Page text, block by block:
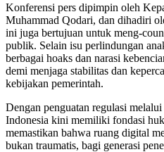
Konferensi pers dipimpin oleh
Muhammad Qodari, dan dihadiri
ini juga bertujuan untuk meng-
publik. Selain isu perlindungan
berbagai hoaks dan narasi
demi menjaga stabilitas dan
kebijakan pemerintah.
Dengan penguatan regulasi
Indonesia kini memiliki fondasi
memastikan bahwa ruang digital
bukan traumatis, bagi generasi